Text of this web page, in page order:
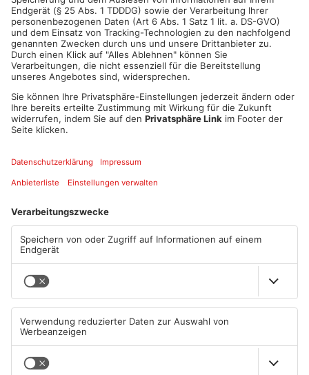
ANZEIGE
Mehr aus Kreis
Kann Pflaumheim den
behalten?
ASCHAFFENBURG
Großbaustelle auf A3
Stockstadt
03.08.2026, 15:57 UHR IN KREIS